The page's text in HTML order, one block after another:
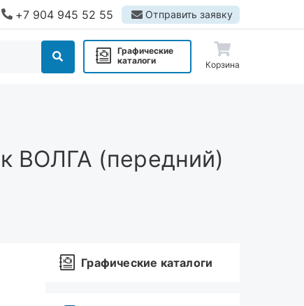
+7 904 945 52 55 Отправить заявку
Графические
каталоги
Корзина
ВОЛГА (передний)
Графические каталоги